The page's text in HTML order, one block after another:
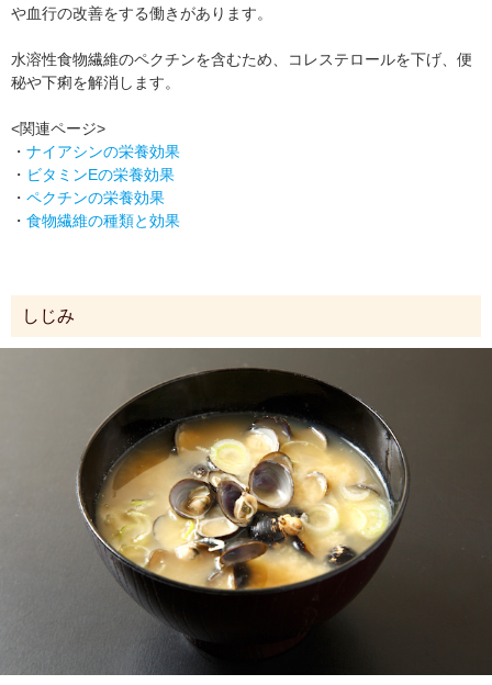
や血行の改善をする働きがあります。
水溶性食物繊維のペクチンを含むため、コレステロールを下げ、便
秘や下痢を解消します。
<関連ページ>
・ ナイアシンの栄養効果
・ ビタミンEの栄養効果
・ ペクチンの栄養効果
・ 食物繊維の種類と効果
しじみ